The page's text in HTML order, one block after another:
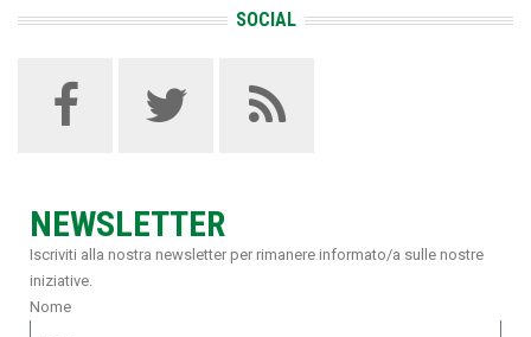
SOCIAL
NEWSLETTER
Iscriviti alla nostra newsletter per rimanere informato/a sulle nostre
iniziative.
Nome